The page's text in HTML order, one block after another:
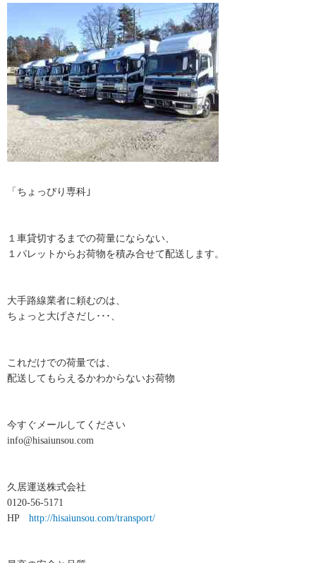
「ちょっぴり専科｣
１車貸切するまでの荷量にならない、
１パレットからお荷物を積み合せて配送します。
大手路線業者に頼むのは、
ちょっと大げさだし･･･、
これだけでの荷量では、
配送してもらえるかわからないお荷物
今すぐメールしてください
info@hisaiunsou.com
久居運送株式会社
0120-56-5171
HPhttp://hisaiunsou.com/transport/